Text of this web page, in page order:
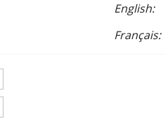
English
Français